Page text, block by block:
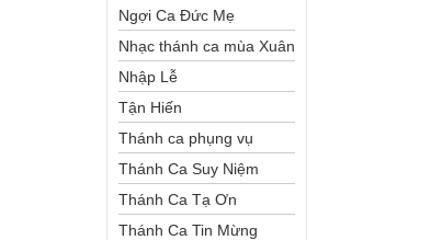
Ngợi Ca Đức Mẹ
Nhạc thánh ca mùa Xuân
Nhập Lễ
Tận Hiến
Thánh ca phụng vụ
Thánh Ca Suy Niệm
Thánh Ca Tạ Ơn
Thánh Ca Tin Mừng